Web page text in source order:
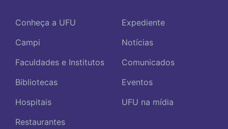
Conheça a UFU
Campi
Faculdades e Institutos
Bibliotecas
Hospitais
Restaurantes
Expediente
Notícias
Comunicados
Eventos
UFU na mídia